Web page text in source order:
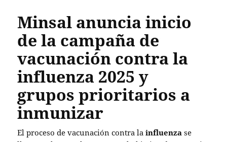
Minsal anuncia inicio
de la campaña de
vacunación contra la
influenza 2025 y
grupos prioritarios a
inmunizar
El proceso de vacunación contra lainfluenza se